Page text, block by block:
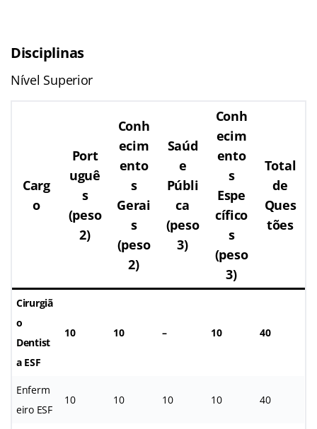
Disciplinas
Nível Superior
Carg
o
Port
uguê
s
(peso
2)
Conh
ecim
ento
s
Gerai
s
(peso
2)
Saúd
e
Públi
ca
(peso
3)
Conh
ecim
ento
s
Espe
cífico
s
(peso
3)
Total
de
Ques
tões
Cirurgiã
o
Dentist
a ESF
10 10 – 10 40
Enferm
eiro ESF
10 10 10 10 40